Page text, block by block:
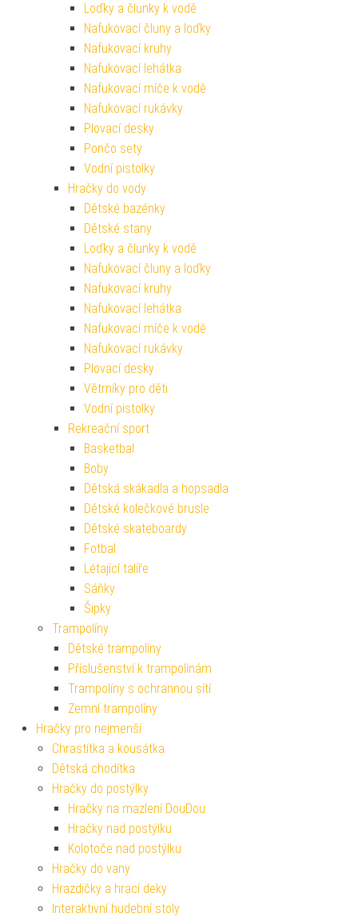
Loďky a člunky k vodě
Nafukovací čluny a loďky
Nafukovací kruhy
Nafukovací lehátka
Nafukovací míče k vodě
Nafukovací rukávky
Plovací desky
Pončo sety
Vodní pistolky
Hračky do vody
Dětské bazénky
Dětské stany
Loďky a člunky k vodě
Nafukovací čluny a loďky
Nafukovací kruhy
Nafukovací lehátka
Nafukovací míče k vodě
Nafukovací rukávky
Plovací desky
Větrníky pro děti
Vodní pistolky
Rekreační sport
Basketbal
Boby
Dětská skákadla a hopsadla
Dětské kolečkové brusle
Dětské skateboardy
Fotbal
Létající talíře
Sáňky
Šipky
Trampolíny
Dětské trampolíny
Příslušenství k trampolínám
Trampolíny s ochrannou sítí
Zemní trampolíny
Hračky pro nejmenší
Chrastítka a kousátka
Dětská chodítka
Hračky do postýlky
Hračky na mazlení DouDou
Hračky nad postýlku
Kolotoče nad postýlku
Hračky do vany
Hrazdičky a hrací deky
Interaktivní hudební stoly